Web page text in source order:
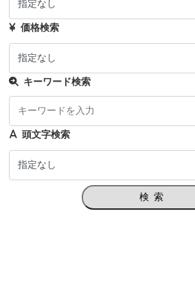
価格検索
キーワード検索
頭文字検索
検索